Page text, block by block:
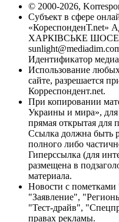
© 2000-2026,
Субъект в сфере
«КореспонденТ.net»
ХАРКІВСЬКЕ ШОСЕ,
Идентификатор
Использование
сайте, разрешается
Корреспондент.net.
При копировании
Украины и мира», для
прямая открытая для
Ссылка должна быть
полного либо
Гиперссылка (для
размещена в
материала.
Новости с
"Заявление",
"Тест-драйв",
правах рекламы.